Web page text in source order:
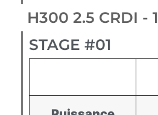
H300 2.5 CRDI -
STAGE #01